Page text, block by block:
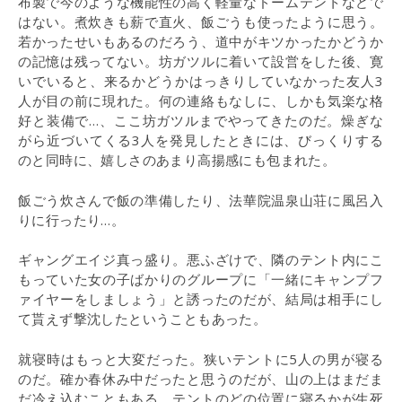
はない。煮炊きも薪で直火、飯ごうも使ったように思う。
若かったせいもあるのだろう、道中がキツかったかどうか
の記憶は残ってない。坊ガツルに着いて設営をした後、寛
いでいると、来るかどうかはっきりしていなかった友人3
人が目の前に現れた。何の連絡もなしに、しかも気楽な格
好と装備で…、ここ坊ガツルまでやってきたのだ。燥ぎな
がら近づいてくる3人を発見したときには、びっくりする
のと同時に、嬉しさのあまり高揚感にも包まれた。
飯ごう炊さんで飯の準備したり、法華院温泉山荘に風呂入
りに行ったり…。
ギャングエイジ真っ盛り。悪ふざけで、隣のテント内にこ
もっていた女の子ばかりのグループに「一緒にキャンプフ
ァイヤーをしましょう」と誘ったのだが、結局は相手にし
て貰えず撃沈したということもあった。
就寝時はもっと大変だった。狭いテントに5人の男が寝る
のだ。確か春休み中だったと思うのだが、山の上はまだま
だ冷え込むこともある。テントのどの位置に寝るかが生死